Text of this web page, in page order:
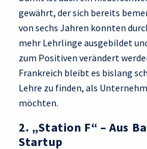
gewährt, der sich bereits
von sechs Jahren konnten
mehr Lehrlinge ausgebildet
zum Positiven verändert
Frankreich bleibt es bislang
Lehre zu finden, als
möchten.
2. „Station F“ – Aus
Startup